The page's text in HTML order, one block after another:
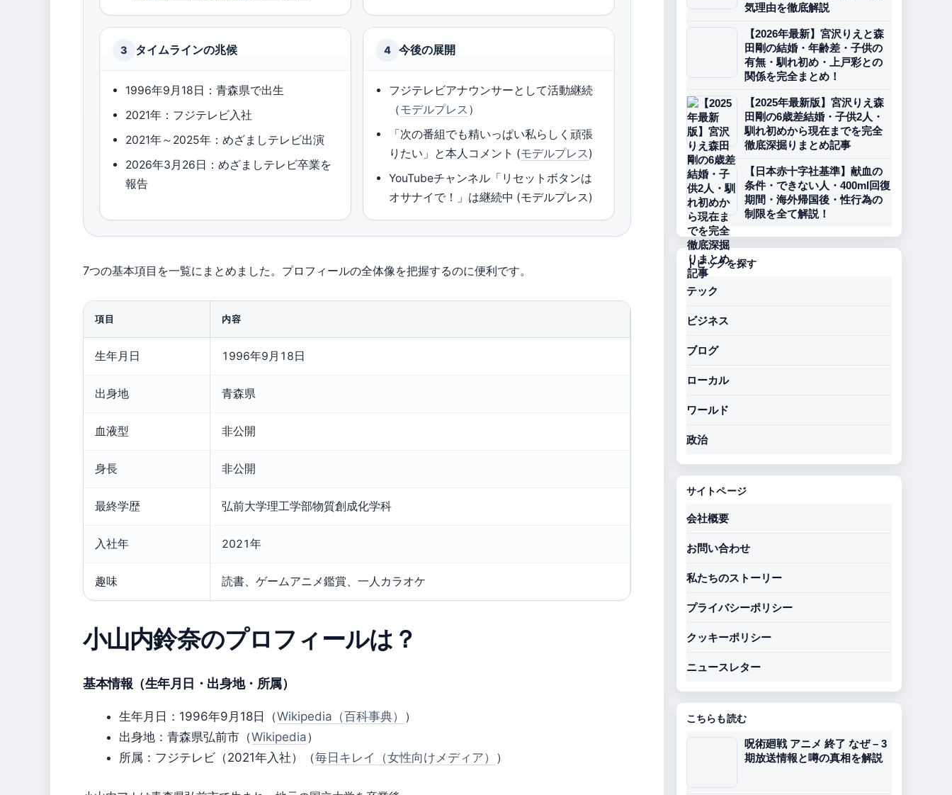
3 タイムラインの兆候
1996年9月18日：青森県で出生
2021年：フジテレビ入社
2021年～2025年：めざましテレビ出演
2026年3月26日：めざましテレビ卒業を
報告
4 今後の展開
フジテレビアナウンサーとして活動継続
（モデルプレス ）
「次の番組でも精いっぱい私らしく頑張
りたい」と本人コメント (モデルプレス)
YouTubeチャンネル「リセットボタンは
オサナイで！」は継続中 (モデルプレス)
7つの基本項目を一覧にまとめました。プロフィールの全体像を把握するのに便利です。
項目 内容
生年月日 1996年9月18日
出身地 青森県
血液型 非公開
身長 非公開
最終学歴 弘前大学理工学部物質創成化学科
入社年 2021年
趣味 読書、ゲームアニメ鑑賞、一人カラオケ
小山内鈴奈のプロフィールは？
基本情報（生年月日・出身地・所属）
生年月日：1996年9月18日（Wikipedia（百科事典） ）
出身地：青森県弘前市（Wikipedia）
所属：フジテレビ（2021年入社）（毎日キレイ（女性向けメディア） ）
気理由を徹底解説
【2026年最新】宮沢りえと森
田剛の結婚・年齢差・子供の
有無・馴れ初め・上戸彩との
関係を完全まとめ！
【2025年最新版】宮沢りえ森
田剛の6歳差結婚・子供2人・
馴れ初めから現在までを完全
徹底深掘りまとめ記事
【日本赤十字社基準】献血の
条件・できない人・400ml回復
期間・海外帰国後・性行為の
制限を全て解説！
トピックを探す
テック
ビジネス
ブログ
ローカル
ワールド
政治
サイトページ
会社概要
お問い合わせ
私たちのストーリー
プライバシーポリシー
クッキーポリシー
ニュースレター
こちらも読む
呪術廻戦 アニメ 終了 なぜ – 3
期放送情報と噂の真相を解説